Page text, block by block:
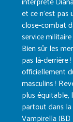
et ce n’est
close‑combat
service
Bien sûr les
pas là-derrière
officiellement
masculins !
plus équitable,
partout dans
Vampirella (BD